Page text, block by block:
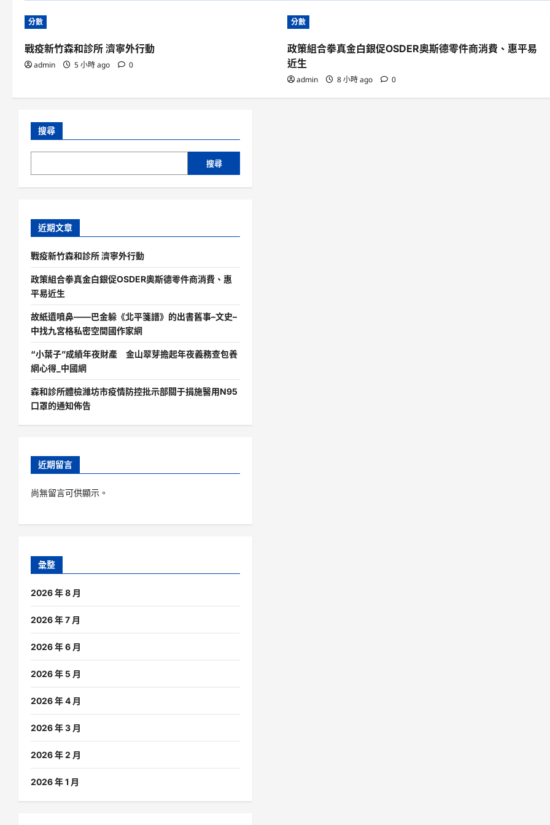
分數
戰疫新竹森和診所 濟寧外行動
admin 5 小時 ago 0
分數
政策組合拳真金白銀促OSDER奧斯德零件商消費、惠平易
近生
admin 8 小時 ago 0
搜尋
搜尋
近期文章
戰疫新竹森和診所 濟寧外行動
政策組合拳真金白銀促OSDER奧斯德零件商消費、惠
平易近生
故紙遺噴鼻——巴金躲《北平箋譜》的出書舊事–文史–
中找九宮格私密空間國作家網
“小葉子”成績年夜財產 金山翠芽擔起年夜義務查包養
網心得_中國網
森和診所體檢濰坊市疫情防控批示部關于捐施醫用N95
口罩的通知佈告
近期留言
尚無留言可供顯示。
彙整
2026 年 8 月
2026 年 7 月
2026 年 6 月
2026 年 5 月
2026 年 4 月
2026 年 3 月
2026 年 2 月
2026 年 1 月